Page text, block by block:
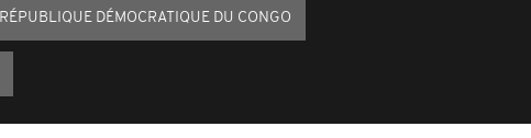
RÉPUBLIQUE DÉMOCRATIQUE DU CONGO